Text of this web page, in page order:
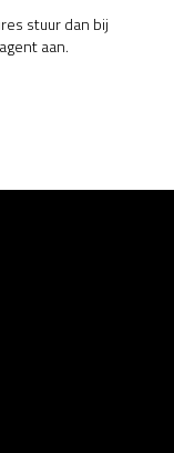
stuur dan bij
aan.